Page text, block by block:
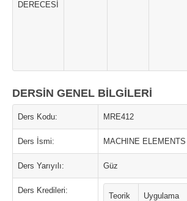
DERECESİ
DERSİN GENEL BİLGİLERİ
Ders Kodu: MRE412
Ders İsmi: MACHINE ELEMENTS
Ders Yarıyılı: Güz
Ders Kredileri:
Teorik Uygulama